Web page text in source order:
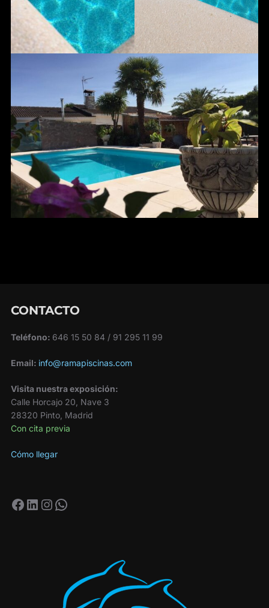
CONTACTO
Teléfono: 646 15 50 84 / 91 295 11 99
Email: info@ramapiscinas.com
Visita nuestra exposición:
Calle Horcajo 20, Nave 3
28320 Pinto, Madrid
Con cita previa
Cómo llegar
Facebook
LinkedIn
Instagram
WhatsApp